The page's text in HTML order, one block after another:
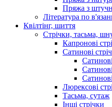
Пряжа з
Література по
Квілтінг, шиття
Стрічки, тасьма,
Капронові
Сатинові
Люрексові
Тасьма, сутаж
Інші стрічки